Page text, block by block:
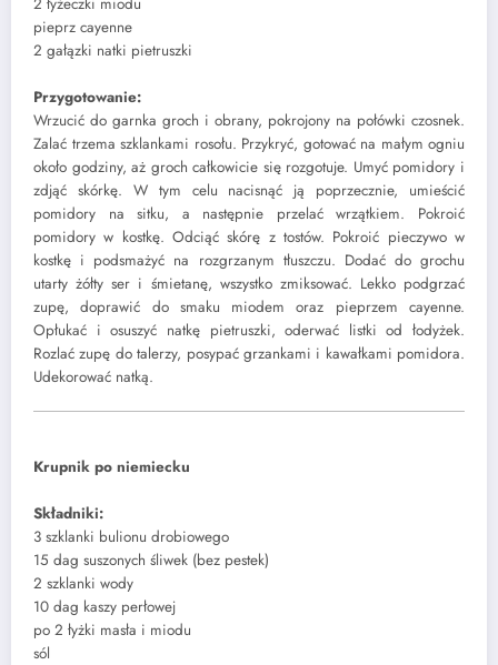
2 łyżeczki miodu
pieprz cayenne
2 gałązki natki pietruszki
Przygotowanie:
Wrzucić do garnka groch i obrany, pokrojony na połówki czosnek.
Zalać trzema szklankami rosołu. Przykryć, gotować na małym ogniu
około godziny, aż groch całkowicie się rozgotuje. Umyć pomidory i
zdjąć skórkę. W tym celu nacisnąć ją poprzecznie, umieścić
pomidory na sitku, a następnie przelać wrzątkiem. Pokroić
pomidory w kostkę. Odciąć skórę z tostów. Pokroić pieczywo w
kostkę i podsmażyć na rozgrzanym tłuszczu. Dodać do grochu
utarty żółty ser i śmietanę, wszystko zmiksować. Lekko podgrzać
zupę, doprawić do smaku miodem oraz pieprzem cayenne.
Opłukać i osuszyć natkę pietruszki, oderwać listki od łodyżek.
Rozlać zupę do talerzy, posypać grzankami i kawałkami pomidora.
Udekorować natką.
Krupnik po niemiecku
Składniki:
3 szklanki bulionu drobiowego
15 dag suszonych śliwek (bez pestek)
2 szklanki wody
10 dag kaszy perłowej
po 2 łyżki masła i miodu
sól